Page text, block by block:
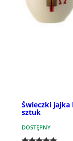
Świeczki jajka
sztuk
DOSTĘPNY